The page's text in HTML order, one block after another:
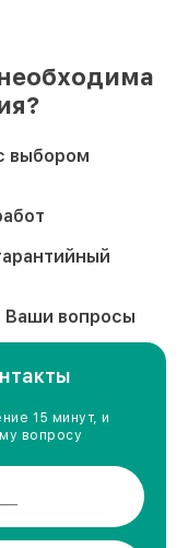
выбором
Ваши вопросы
15 минут, и
вопросу